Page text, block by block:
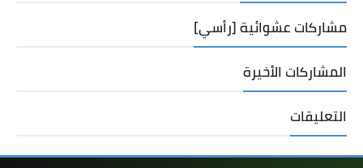
مشاركات عشوائية [رأسي]
المشاركات الأخيرة
التعليقات